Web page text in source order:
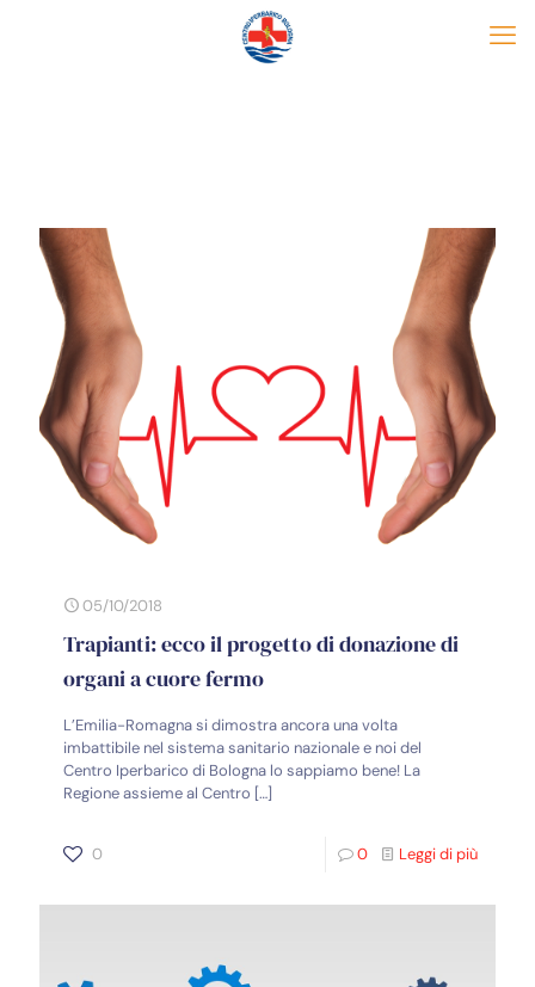
05/10/2018
Trapianti: ecco il progetto di donazione di
organi a cuore fermo
L’Emilia-Romagna si dimostra ancora una volta
imbattibile nel sistema sanitario nazionale e noi del
Centro Iperbarico di Bologna lo sappiamo bene! La
Regione assieme al Centro […]
0 0 Leggi di più